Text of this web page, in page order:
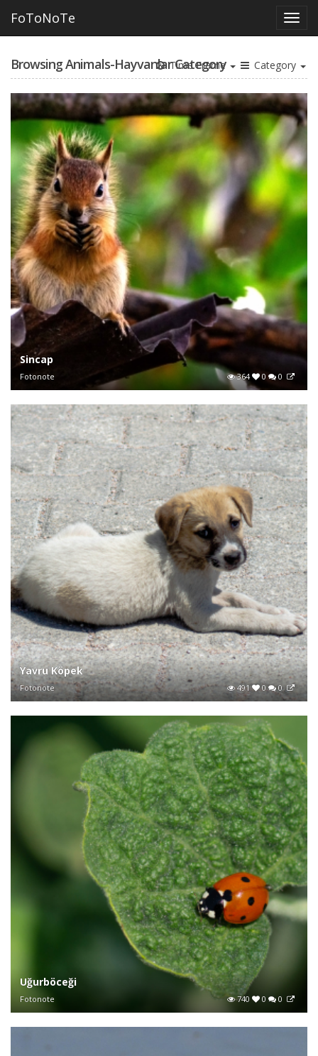
FoToNoTe
Browsing Animals-Hayvanlar Category
Time Frame Category
Sincap
Fotonote 364 0 0
Yavru Köpek
Fotonote 491 0 0
Uğurböceği
Fotonote 740 0 0